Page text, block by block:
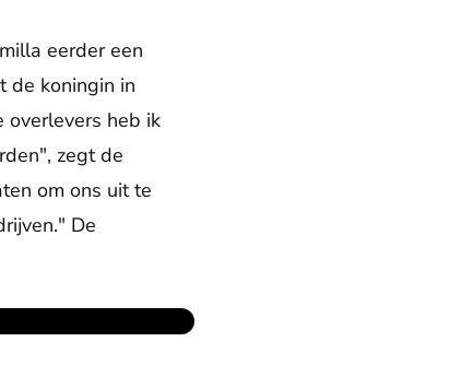
eerder een
de koningin in
overlevers heb ik
zegt de
om ons uit te
De